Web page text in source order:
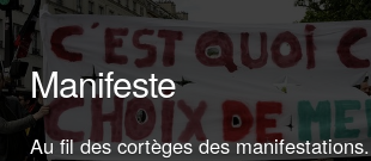
Manifeste
Au fil des cortèges des manifestations.